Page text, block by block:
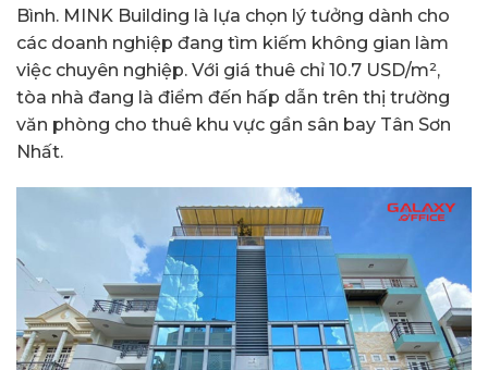
Bình. MINK Building là lựa chọn lý tưởng dành cho
các doanh nghiệp đang tìm kiếm không gian làm
việc chuyên nghiệp. Với giá thuê chỉ 10.7 USD/m²,
tòa nhà đang là điểm đến hấp dẫn trên thị trường
văn phòng cho thuê khu vực gần sân bay Tân Sơn
Nhất.